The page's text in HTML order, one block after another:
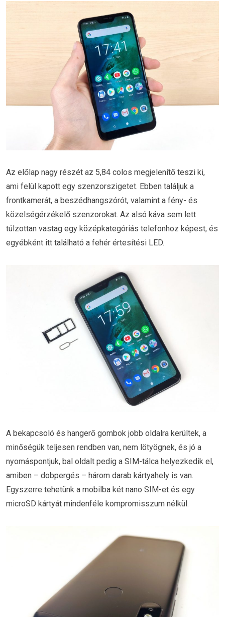
Az előlap nagy részét az 5,84 colos megjelenítő teszi ki,
ami felül kapott egy szenzorszigetet. Ebben találjuk a
frontkamerát, a beszédhangszórót, valamint a fény- és
közelségérzékelő szenzorokat. Az alsó káva sem lett
túlzottan vastag egy középkategóriás telefonhoz képest, és
egyébként itt található a fehér értesítési LED.
A bekapcsoló és hangerő gombok jobb oldalra kerültek, a
minőségük teljesen rendben van, nem lötyögnek, és jó a
nyomáspontjuk, bal oldalt pedig a SIM-tálca helyezkedik el,
amiben – dobpergés – három darab kártyahely is van.
Egyszerre tehetünk a mobilba két nano SIM-et és egy
microSD kártyát mindenféle kompromisszum nélkül.